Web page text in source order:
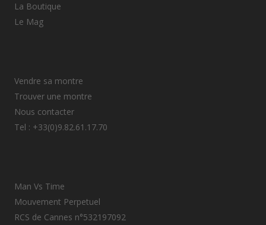
La Boutique
Le Mag
Vendre sa montre
Trouver une montre
Nous contacter
Tel : +33(0)9.82.61.17.70
Man Vs Time
Mouvement Perpetuel
RCS de Cannes n°532197092